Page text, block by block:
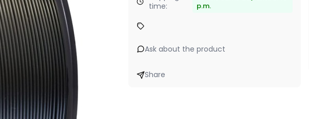
time:
p.m.
Ask about the product
Share